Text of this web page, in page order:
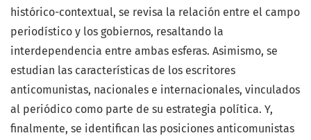
histórico-contextual, se revisa la relación entre el campo
periodístico y los gobiernos, resaltando la
interdependencia entre ambas esferas. Asimismo, se
estudian las características de los escritores
anticomunistas, nacionales e internacionales, vinculados
al periódico como parte de su estrategia política. Y,
finalmente, se identifican las posiciones anticomunistas